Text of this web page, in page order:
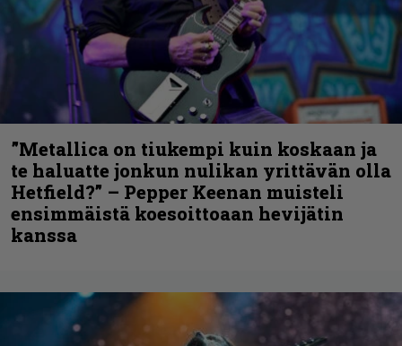
”Metallica on tiukempi kuin koskaan ja
te haluatte jonkun nulikan yrittävän olla
Hetfield?” – Pepper Keenan muisteli
ensimmäistä koesoittoaan hevijätin
kanssa